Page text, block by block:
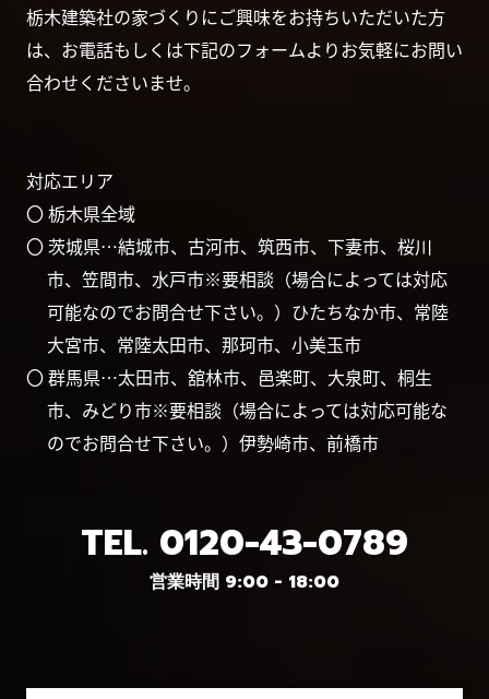
栃木建築社の家づくりにご興味をお持ちいただいた方
は、お電話もしくは下記のフォームよりお気軽にお問い
合わせくださいませ。
対応エリア
〇 栃木県全域
〇 茨城県…結城市、古河市、筑西市、下妻市、桜川
市、笠間市、水戸市※要相談（場合によっては対応
可能なのでお問合せ下さい。）ひたちなか市、常陸
大宮市、常陸太田市、那珂市、小美玉市
〇 群馬県…太田市、舘林市、邑楽町、大泉町、桐生
市、みどり市※要相談（場合によっては対応可能な
のでお問合せ下さい。）伊勢崎市、前橋市
TEL. 0120-43-0789
営業時間 9:00 - 18:00